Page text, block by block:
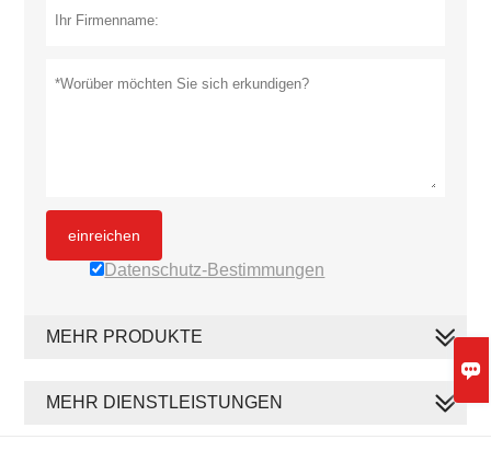

einreichen
Datenschutz-Bestimmungen
MEHR PRODUKTE
MEHR DIENSTLEISTUNGEN